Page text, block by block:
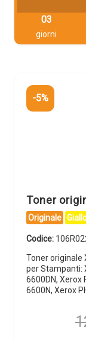
03
giorni
-5%
Toner
Originale
Codice:
Toner originale
per Stampanti:
6600DN, Xerox
6600N, Xerox